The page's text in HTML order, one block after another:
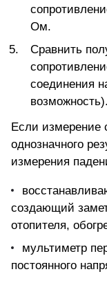
Ом.
Сравнить
соединения
возможность).
Если измерение
однозначного
измерения
создающий
отопителя,
мультиметр
постоянного